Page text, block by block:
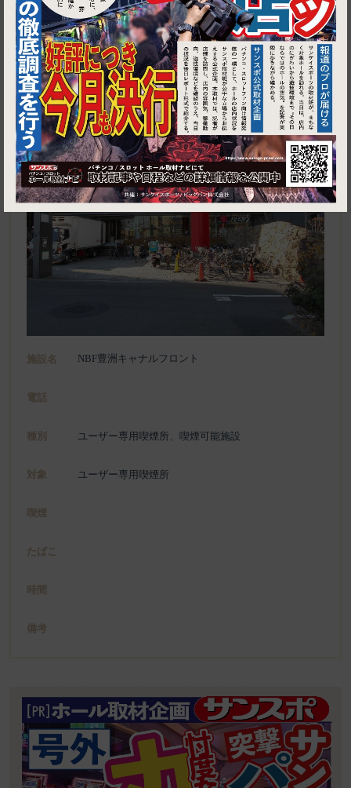
東京都江東区豊洲５丁目６−５２
施設名 NBF豊洲キャナルフロント
電話
種別 ユーザー専用喫煙所、喫煙可能施設
対象 ユーザー専用喫煙所
喫煙
たばこ
時間
備考